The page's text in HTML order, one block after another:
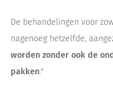
De behandelingen voor
nagenoeg hetzelfde,
worden zonder ook de
pakken."